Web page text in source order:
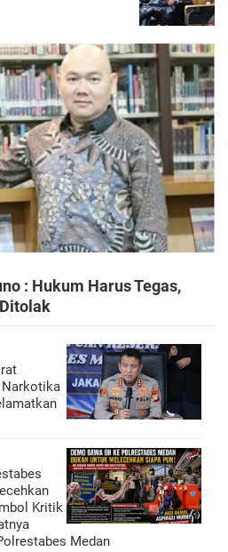
: Hukum Harus Tegas,
Narkotika
Kritik
Medan